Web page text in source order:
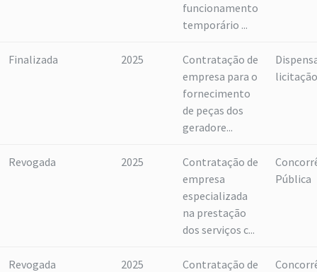
funcionamento
temporário ...
Finalizada 2025
Contratação de
empresa para o
fornecimento
de peças dos
geradore...
licitação
Revogada 2025
Contratação de
empresa
especializada
na prestação
dos serviços c...
Pública
Revogada 2025
Contratação de